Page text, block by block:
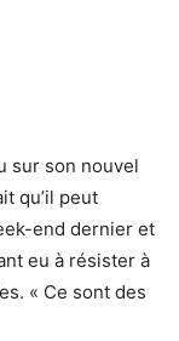
sur son nouvel
qu’il peut
end dernier et
eu à résister à
« Ce sont des